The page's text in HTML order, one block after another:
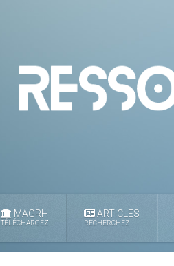
MAGRH
TÉLÉCHARGEZ
ARTICLES
RECHERCHEZ